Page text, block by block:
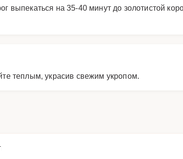
выпекаться на 35-40 минут до золотистой
теплым, украсив свежим укропом.